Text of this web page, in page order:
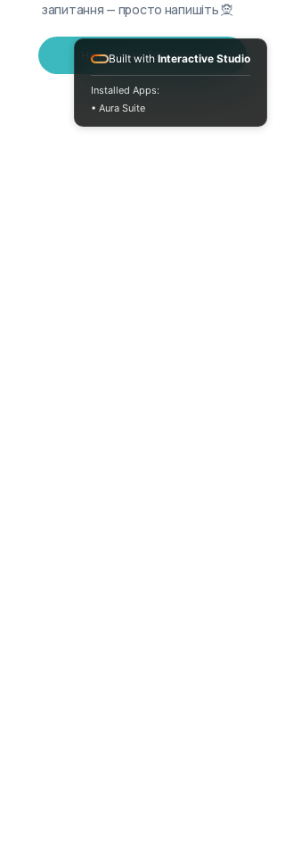
запитання — просто напишіть 🧝
Написати в Telegram
Built with Interactive Studio
Installed Apps:
• Aura Suite